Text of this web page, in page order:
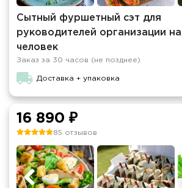
Сытный фуршетный сэт для
руководителей организации на
человек
Заказ за 30 часов (не позднее)
Доставка + упаковка
16 890 ₽
85 отзывов